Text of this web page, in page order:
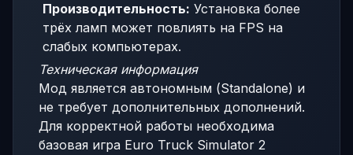
Производительность: Установка более
трёх ламп может повлиять на FPS на
слабых компьютерах.
Техническая информация
Мод является автономным (Standalone) и
не требует дополнительных дополнений.
Для корректной работы необходима
базовая игра Euro Truck Simulator 2